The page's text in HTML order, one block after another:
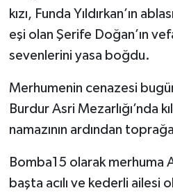
kızı, Funda Yıldırkan’ın
eşi olan Şerife Doğan’ın
sevenlerini yasa boğdu.
Merhumenin cenazesi
Burdur Asri Mezarlığı’nda
namazının ardından
Bomba15 olarak merhuma
başta acılı ve kederli ailesi